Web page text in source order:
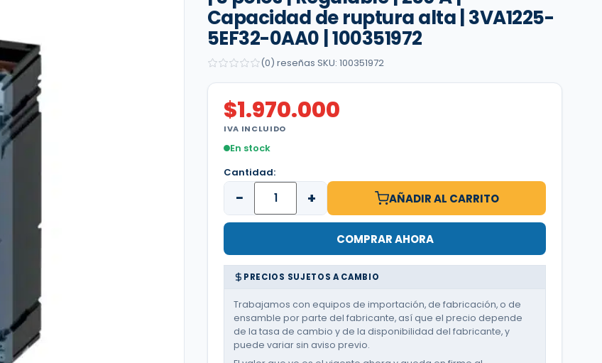
Capacidad de ruptura alta | 3VA1225-
5EF32-0AA0 | 100351972
(0) reseñas SKU: 100351972
$1.970.000
IVA INCLUIDO
En stock
Cantidad:
− + AÑADIR AL CARRITO
COMPRAR AHORA
PRECIOS SUJETOS A CAMBIO
Trabajamos con equipos de importación, de fabricación, o de
ensamble por parte del fabricante, así que el precio depende
de la tasa de cambio y de la disponibilidad del fabricante, y
puede variar sin aviso previo.